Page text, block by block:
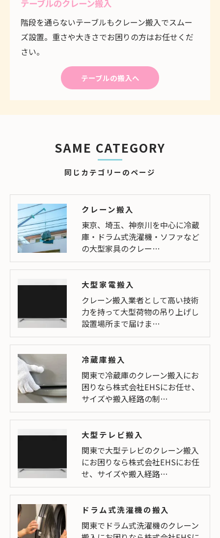
テーブルのクレーン搬入
階段を通らないテーブルもクレーン搬入でスムー
ズ設置。重さや大きさでお困りの方はお任せくだ
さい。
テーブルの搬入へ
同じカテゴリーのページ
SAME CATEGORY
クレーン搬入
東京、埼玉、神奈川を中心に冷蔵
庫・ドラム式洗濯機・ソファなど
の大型家具のクレー…
大型家電搬入
クレーン搬入業者として高い技術
力を持って大型荷物の吊り上げし
設置場所まで届けま…
冷蔵庫搬入
関東で冷蔵庫のクレーン搬入にお
困りなら株式会社EHSにお任せ、
サイズや搬入経路の制…
大型テレビ搬入
関東で大型テレビのクレーン搬入
にお困りなら株式会社EHSにお任
せ、サイズや搬入経路…
ドラム式洗濯機の搬入
関東でドラム式洗濯機のクレーン